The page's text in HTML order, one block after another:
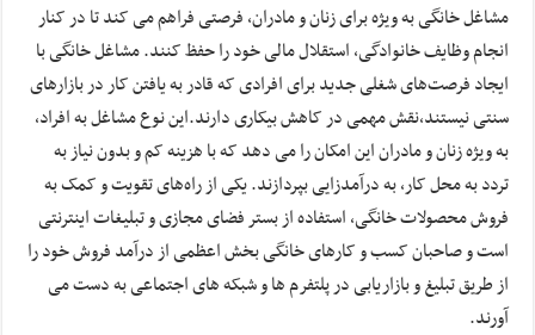
مشاغل خانگی به ویژه برای زنان و مادران، فرصتی فراهم می ‌کند تا در کنار
انجام وظایف خانوادگی، استقلال مالی خود را حفظ کنند. مشاغل خانگی با
ایجاد فرصت‌های شغلی جدید برای افرادی که قادر به یافتن کار در بازارهای
سنتی نیستند،نقش مهمی در کاهش بیکاری دارند.این نوع مشاغل به افراد،
به‌ ویژه زنان و مادران این امکان را می‌ دهد که با هزینه‌ کم و بدون نیاز به
تردد به محل کار، به درآمدزایی بپردازند. یکی از راه‌های تقویت و کمک به
فروش محصولات خانگی، استفاده از بستر فضای مجازی و تبلیغات اینترنتی
است و صاحبان کسب و کارهای خانگی بخش اعظمی از درآمد فروش خود را
از طریق تبلیغ و بازاریابی در پلتفرم ها و شبکه های اجتماعی به دست می
آورند.